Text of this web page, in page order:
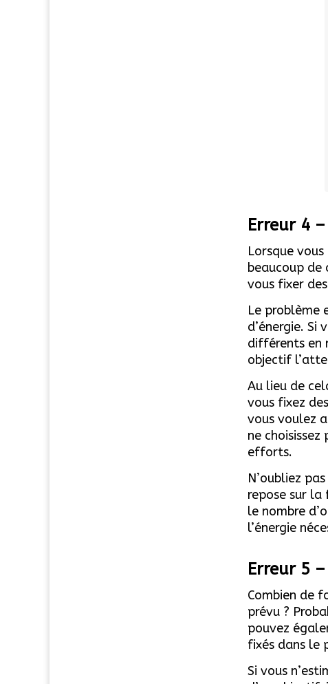
Erreur 4
Lorsque
beaucoup de
vous fixer
Le problème
d’énergie. Si
différents en
objectif
Au lieu de
vous fixez
vous voulez
ne
efforts.
N’oubliez
repose sur
le nombre
l’énergie
Erreur 5 –
Combien de
prévu ?
pouvez
fixés dans le
Si vous